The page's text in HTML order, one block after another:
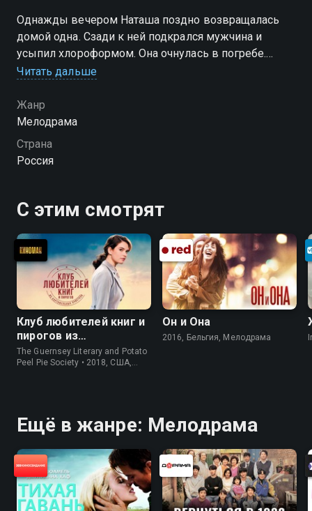
Однажды вечером Наташа поздно возвращалась
домой одна. Сзади к ней подкрался мужчина и
усыпил хлороформом. Она очнулась в погребе.
Вместе с ещё одной девушкой Юлей, она оказалась
Читать дальше
Жанр
Мелодрама
Страна
Россия
С этим смотрят
Клуб любителей книг и
пирогов из
картофельных
очистков
The Guernsey Literary and Potato
Peel Pie Society • 2018, США,
Он и Она
2016, Бельгия, Мелодрама
Ещё в жанре: Мелодрама